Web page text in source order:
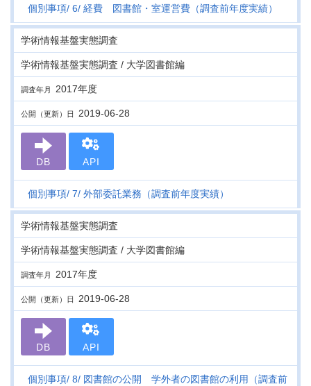
個別事項 6 経費 図書館・室運営費（調査前年度実績）
学術情報基盤実態調査
学術情報基盤実態調査 / 大学図書館編
調査年月 2017年度
公開（更新）日 2019-06-28
DB API
個別事項 7 外部委託業務（調査前年度実績）
学術情報基盤実態調査
学術情報基盤実態調査 / 大学図書館編
調査年月 2017年度
公開（更新）日 2019-06-28
DB API
個別事項 8 図書館の公開 学外者の図書館の利用（調査前